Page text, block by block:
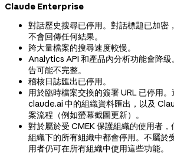
Claude Enterprise
對話歷史搜尋已停用。對話標題已加密
不會回傳任何結果。
跨大量檔案的搜尋速度較慢。
Analytics API 和產品內分析功能會降
告可能不完整。
稽核日誌匯出已停用。
用於臨時檔案交換的簽署 URL 已停用。
claude.ai 中的組織資料匯出，以及
案流程（例如螢幕截圖更新）。
對於屬於受 CMEK 保護組織的使用者
組織下的所有組織中都會停用。不屬於
用者仍可在所有組織中使用這些功能。